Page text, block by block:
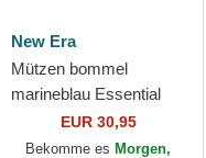
New Era
Mützen bommel
marineblau Essential
der Red Bull Racing
Formula 1 von New Era
EUR 30,95
Bekomme es Morgen,